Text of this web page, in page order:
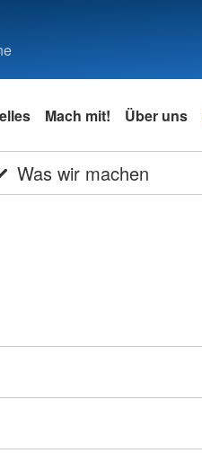
Mach mit! Über uns
Was wir machen